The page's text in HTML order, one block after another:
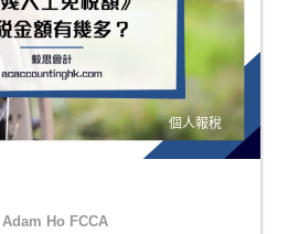
個人報稅
Adam Ho FCCA